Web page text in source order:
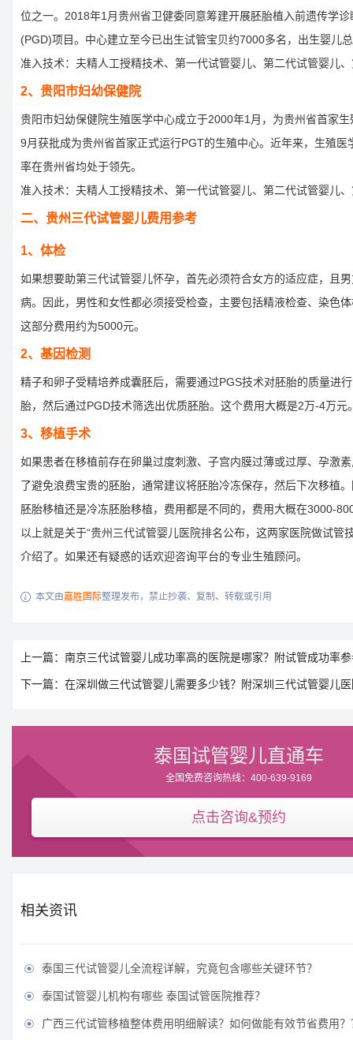
位之一。2018年1月贵州省卫健委同意筹建开展胚胎植入前遗传学
(PGD)项目。中心建立至今已出生试管宝贝约7000多名，出生婴儿
准入技术：夫精人工授精技术、第一代试管婴儿、第二代试管婴儿
2、贵阳市妇幼保健院
贵阳市妇幼保健院生殖医学中心成立于2000年1月，为贵州省首家
9月获批成为贵州省首家正式运行PGT的生殖中心。近年来，生殖医
率在贵州省均处于领先。
准入技术：夫精人工授精技术、第一代试管婴儿、第二代试管婴儿
二、贵州三代试管婴儿费用参考
1、体检
如果想要助第三代试管婴儿怀孕，首先必须符合女方的适应症，且
病。因此，男性和女性都必须接受检查，主要包括精液检查、染色
这部分费用约为5000元。
2、基因检测
精子和卵子受精培养成囊胚后，需要通过PGS技术对胚胎的质量进
胎，然后通过PGD技术筛选出优质胚胎。这个费用大概是2万-4万元
3、移植手术
如果患者在移植前存在卵巢过度刺激、子宫内膜过薄或过厚、孕激
了避免浪费宝贵的胚胎，通常建议将胚胎冷冻保存，然后下次移植
胚胎移植还是冷冻胚胎移植，费用都是不同的，费用大概在3000-
以上就是关于“贵州三代试管婴儿医院排名公布，这两家医院做试管
介绍了。如果还有疑惑的话欢迎咨询平台的专业生殖顾问。
 本文由嘉胜国际整理发布，禁止抄袭、复制、转载或引用
上一篇：南京三代试管婴儿成功率高的医院是哪家？附试管成功率
下一篇：在深圳做三代试管婴儿需要多少钱？附深圳三代试管婴儿
泰国试管婴儿直通车
全国免费咨询热线：400-639-9169
点击咨询&预约
相关资讯
 泰国三代试管婴儿全流程详解，究竟包含哪些关键环节？
 泰国试管婴儿机构有哪些 泰国试管医院推荐？
 广西三代试管移植整体费用明细解读？如何做能有效节省费用？